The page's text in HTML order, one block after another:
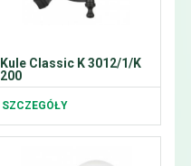
Kule Classic K 3012/1/K
200
SZCZEGÓŁY